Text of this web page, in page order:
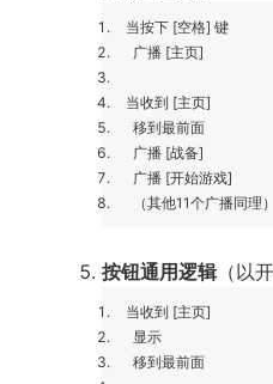
当按下 [空格] 键
广播 [主页]
当收到 [主页]
移到最前面
广播 [战备]
广播 [开始游戏]
（其他11个广播同理）
按钮通用逻辑（以
当收到 [主页]
显示
移到最前面